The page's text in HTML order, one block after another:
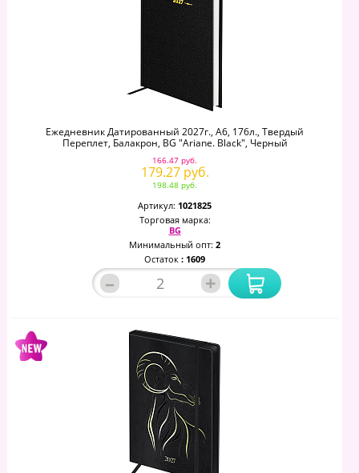
Ежедневник Датированный 2027г., А6, 176л., Твердый
Переплет, Балакрон, BG "Ariane. Black", Черный
166.47 руб.
179.27 руб.
198.48 руб.
Артикул: 1021825
Торговая марка:
BG
Минимальный опт: 2
Остаток : 1609
– +